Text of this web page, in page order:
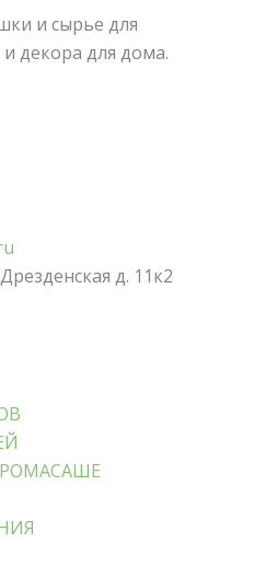
и сырье для
декора для дома.
д. 11к2